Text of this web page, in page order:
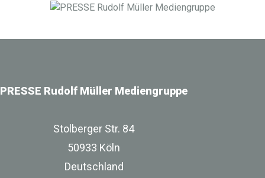
PRESSE Rudolf Müller Mediengruppe
Stolberger Str. 84
50933 Köln
Deutschland